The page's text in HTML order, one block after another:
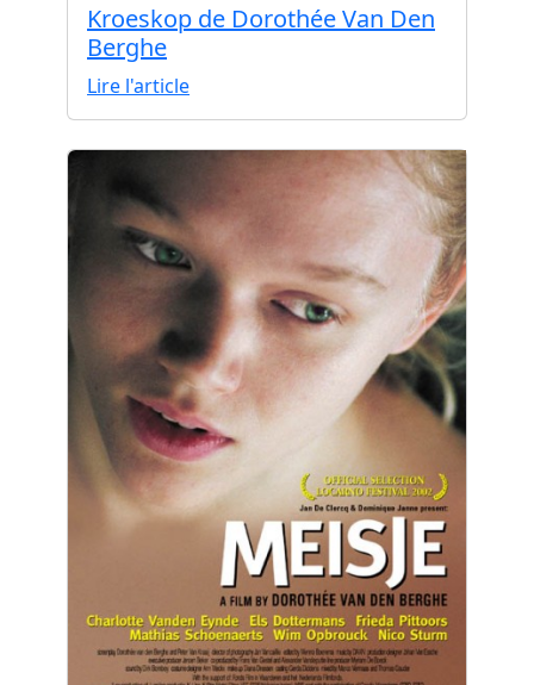
Kroeskop de Dorothée Van Den
Berghe
Lire l'article